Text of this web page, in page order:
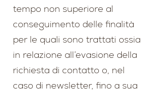
tempo non superiore al
conseguimento delle finalità
per le quali sono trattati ossia
in relazione all’evasione della
richiesta di contatto o, nel
caso di newsletter, fino a sua